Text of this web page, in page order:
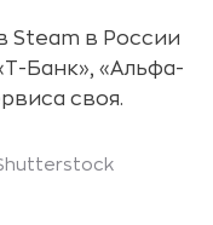
Steam в России
Банк», «Альфа-
своя.